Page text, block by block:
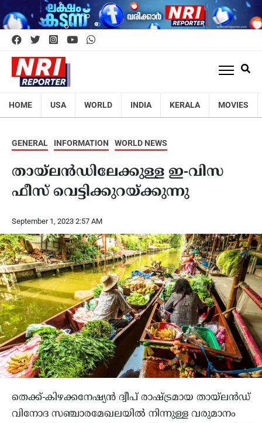
HOME USA WORLD INDIA KERALA MOVIES
GENERAL INFORMATION WORLD NEWS
തായ്‌ലന്‍ഡിലേക്കുള്ള ഇ-വിസ
ഫീസ് വെട്ടിക്കുറയ്ക്കുന്നു
September 1, 2023 2:57 AM
തെക്ക്-കിഴക്കനേഷ്യന്‍ ദ്വീപ് രാഷ്ട്രമായ തായ്‌ലന്‍ഡ്
വിനോദ സഞ്ചാരമേഖലയില്‍ നിന്നുള്ള വരുമാനം